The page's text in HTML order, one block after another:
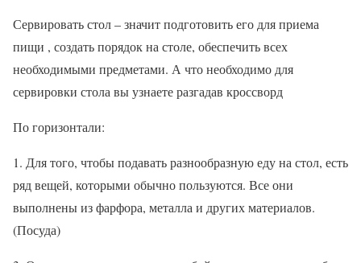
Сервировать стол – значит подготовить его для приема
пищи , создать порядок на столе, обеспечить всех
необходимыми предметами. А что необходимо для
сервировки стола вы узнаете разгадав кроссворд
По горизонтали:
1. Для того, чтобы подавать разнообразную еду на стол, есть
ряд вещей, которыми обычно пользуются. Все они
выполнены из фарфора, металла и других материалов.
(Посуда)